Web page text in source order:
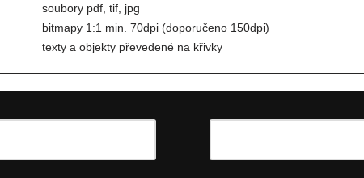
soubory pdf, tif, jpg
bitmapy 1:1 min. 70dpi (doporučeno 150dpi)
texty a objekty převedené na křivky